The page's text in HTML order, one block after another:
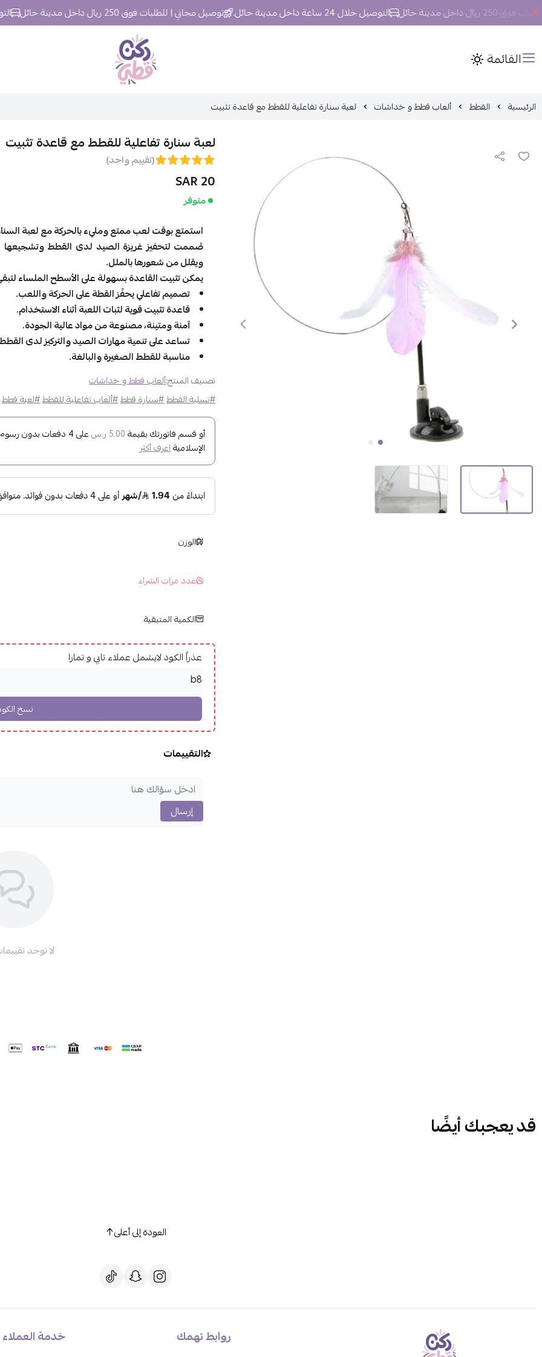
داخل مدينة حائل التوصيل خلال 24 ساعة داخل مدينة حائل. توصيل مجاني | للطلبات فوق 250 ريال داخل مدينة حائل التوصيل
القائمة ركن قطي
الرئيسية القطط ألعاب قطط و خداشات لعبة سنارة تفاعلية للقطط مع قاعدة تثبيت
لعبة سنارة تفاعلية للقطط مع قاعدة تثبيت
(تقييم واحد)
20 SAR
متوفر
استمتع بوقت لعب ممتع ومليء بالحركة مع لعبة
صُممت لتحفيز غريزة الصيد لدى القطط وتشجيعها
ويقلل من شعورها بالملل.
يمكن تثبيت القاعدة بسهولة على الأسطح الملساء لتبقى
تصميم تفاعلي يحفّز القطة على الحركة واللعب.
قاعدة تثبيت قوية لثبات اللعبة أثناء الاستخدام.
آمنة ومتينة، مصنوعة من مواد عالية الجودة.
تساعد على تنمية مهارات الصيد والتركيز لدى
مناسبة للقطط الصغيرة والبالغة.
تصنيف المنتج:ألعاب قطط و خداشات
#تسلية القطط#سنارة قطط#ألعاب تفاعلية للقطط#لعبة قطط
أو قسم فاتورتك بقيمة 5.00 ر.س على4 دفعات بدون رسوم
الإسلاميةاعرف أكثر
الوزن
عدد مرات الشراء
الكمية المتبقية
عذراً الكود لايشمل عملاء تابي و تمارا
التقييمات
إرسال
لا توجد
قد يعجبك أيضًا
العودة إلى أعلى
روابط تهمك خدمة العملاء